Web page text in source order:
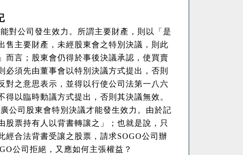
對公司發生效力。所謂主要財產，則以「是
售主要財產，未經股東會之特別決議，則此
而言；股東會仍得於事後決議承認，使買賣
須先由董事會以特別決議方式提出，否則
對之意思表示，並得以行使公司法第一八六
以臨時動議方式提出，否則其決議無效。
公司 股東會特別決議才能發生效力。由於記
股票持有人以背書轉讓之 」； 也就是說，只
經合法背書受讓之 股票 ，請求SOGO公司辦
公司拒絕，又應如何主張權益？